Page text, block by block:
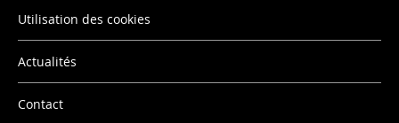
Utilisation des cookies
Actualités
Contact